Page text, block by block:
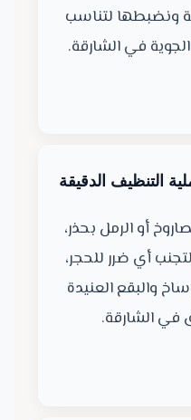
ونضبطها لتناسب
في الشارقة.
أو الرمل بحذر،
أي ضرر للحجر،
والبقع العنيدة
في الشارقة.